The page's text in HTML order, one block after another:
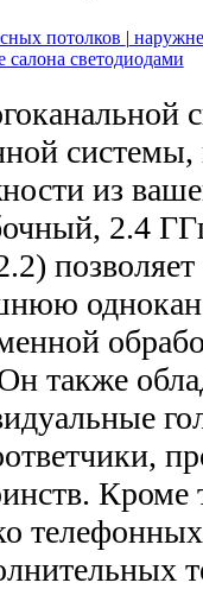
потолков |
салона светодиодами
из
2.4
позволяет
также
Кроме